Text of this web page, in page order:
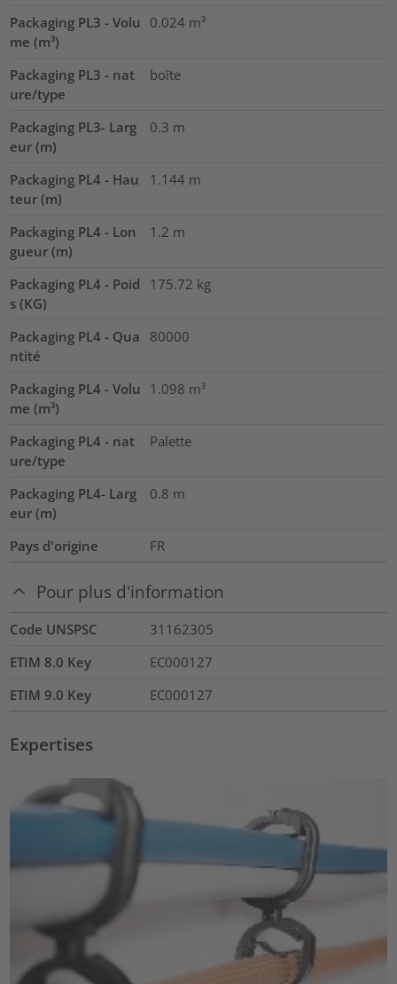
Packaging PL3 - Volu
me (m³)
0.024 m³
Packaging PL3 - nat
ure/type
boîte
Packaging PL3- Larg
eur (m)
0.3 m
Packaging PL4 - Hau
teur (m)
1.144 m
Packaging PL4 - Lon
gueur (m)
1.2 m
Packaging PL4 - Poid
s (KG)
175.72 kg
Packaging PL4 - Qua
ntité
80000
Packaging PL4 - Volu
me (m³)
1.098 m³
Packaging PL4 - nat
ure/type
Palette
Packaging PL4- Larg
eur (m)
0.8 m
Pays d'origine FR
Pour plus d'information
Code UNSPSC
31162305
ETIM 8.0 Key
EC000127
ETIM 9.0 Key
EC000127
Expertises